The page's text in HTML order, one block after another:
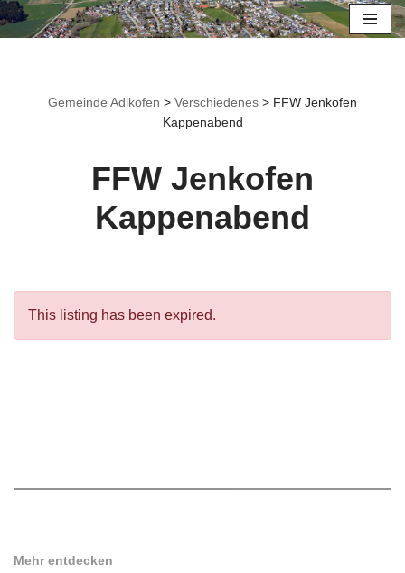
Gemeinde Adlkofen > Verschiedenes > FFW Jenkofen
Kappenabend
FFW Jenkofen
Kappenabend
This listing has been expired.
Mehr entdecken